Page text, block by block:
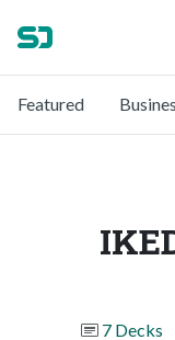
Featured
7 Decks